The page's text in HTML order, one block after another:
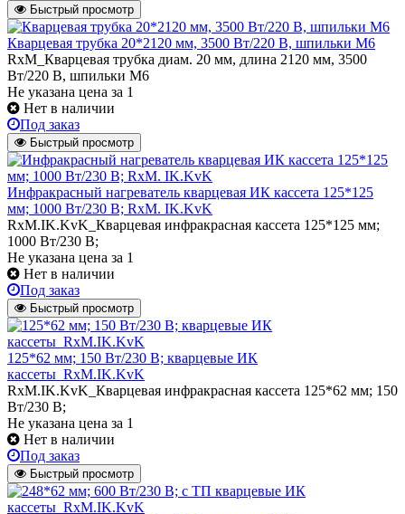
Быстрый просмотр
Кварцевая трубка 20*2120 мм, 3500 Вт/220 В, шпильки М6
RxM_Кварцевая трубка диам. 20 мм, длина 2120 мм, 3500
Вт/220 В, шпильки М6
Не указана цена за 1
Нет в наличии
Под заказ
Быстрый просмотр
Инфракрасный нагреватель кварцевая ИК кассета 125*125
мм; 1000 Вт/230 В; RxM. IK.KvK
RxM.IK.KvK_Кварцевая инфракрасная кассета 125*125 мм;
1000 Вт/230 В;
Не указана цена за 1
Нет в наличии
Под заказ
Быстрый просмотр
125*62 мм; 150 Вт/230 В; кварцевые ИК
кассеты_RxM.IK.KvK
RxM.IK.KvK_Кварцевая инфракрасная кассета 125*62 мм; 150
Вт/230 В;
Не указана цена за 1
Нет в наличии
Под заказ
Быстрый просмотр